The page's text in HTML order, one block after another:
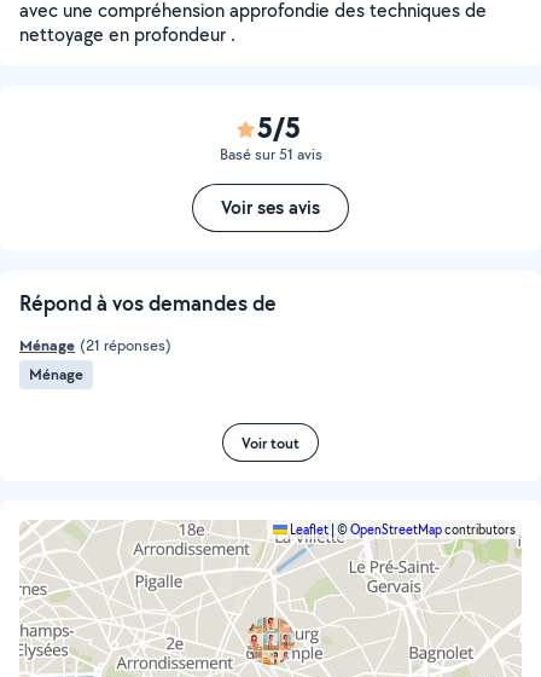
avec une compréhension approfondie des techniques de
nettoyage en profondeur .
5/5
Basé sur 51 avis
Voir ses avis
Répond à vos demandes de
Ménage (21 réponses)
Ménage
Voir tout
Leaflet|©OpenStreetMapcontributors